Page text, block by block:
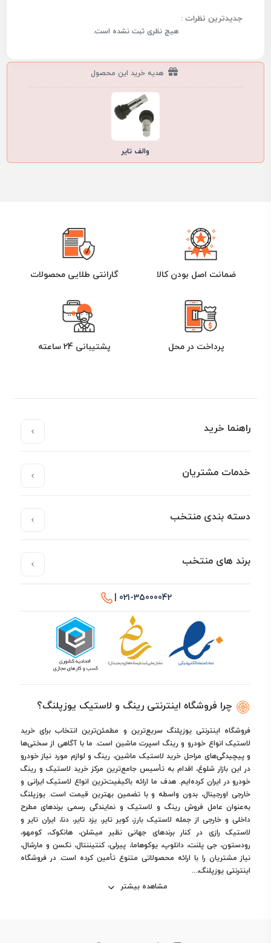
جدیدترین نظرات :
هیچ نظری ثبت نشده است.
هدیه خرید این محصول
والف تایر
ضمانت اصل بودن کالا گارانتی طلایی محصولات
پرداخت در محل پشتیبانی 24 ساعته
راهنما خرید
خدمات مشتریان
دسته بندی منتخب
برند های منتخب
021-35000042 |
چرا فروشگاه اینترنتی رینگ و لاستیک یوزپلنگ؟
فروشگاه اینترنتی یوزپلنگ سریع‌ترین و مطمئن‌ترین انتخاب برای خرید
لاستیک انواع خودرو و رینگ اسپرت ماشین است. ما با آگاهی از سختی‌ها
و پیچیدگی‌های مراحل خرید لاستیک ماشین، رینگ و لوازم مورد نیاز خودرو
در این بازار شلوغ، اقدام به تأسیس جامع‌ترین مرکز خرید لاستیک و رینگ
خودرو در ایران کرده‌ایم. هدف ما ارائه باکیفیت‌ترین انواع لاستیک ایرانی و
خارجی اورجینال، بدون واسطه و با تضمین بهترین قیمت است. یوزپلنگ
به‌عنوان عامل فروش رینگ و لاستیک و نمایندگی رسمی برندهای مطرح
داخلی و خارجی از جمله لاستیک بارز، کویر تایر، یزد تایر، دنا، ایران تایر و
لاستیک رازی در کنار برندهای جهانی نظیر میشلن، هانکوک، کومهو،
رودستون، جی پلنت، دانلوپ، یوکوهاما، پیرلی، کنتیننتال، نکسن و مارشال،
نیاز مشتریان را با ارائه محصولاتی متنوع تأمین کرده است. در فروشگاه
اینترنتی یوزپلنگ،...
مشاهده بیشتر